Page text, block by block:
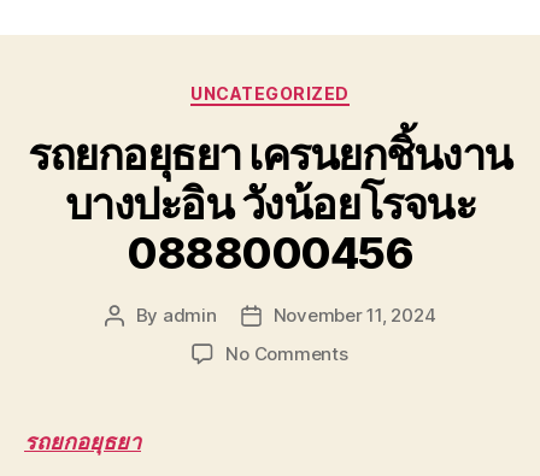
เฮี๊ยบ
สไลด์
เครื่องจักร
โทร
0818900005
Categories
UNCATEGORIZED
รถยกอยุธยา เครนยกชิ้นงาน
บางปะอิน วังน้อยโรจนะ
0888000456
Post
By admin
Post
date
November 11, 2024
No Commentson
รถยกอยุธยา